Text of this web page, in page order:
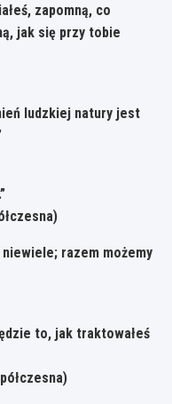
zapomną, co
jak się przy tobie
ludzkiej natury jest
razem możemy
to, jak traktowałeś